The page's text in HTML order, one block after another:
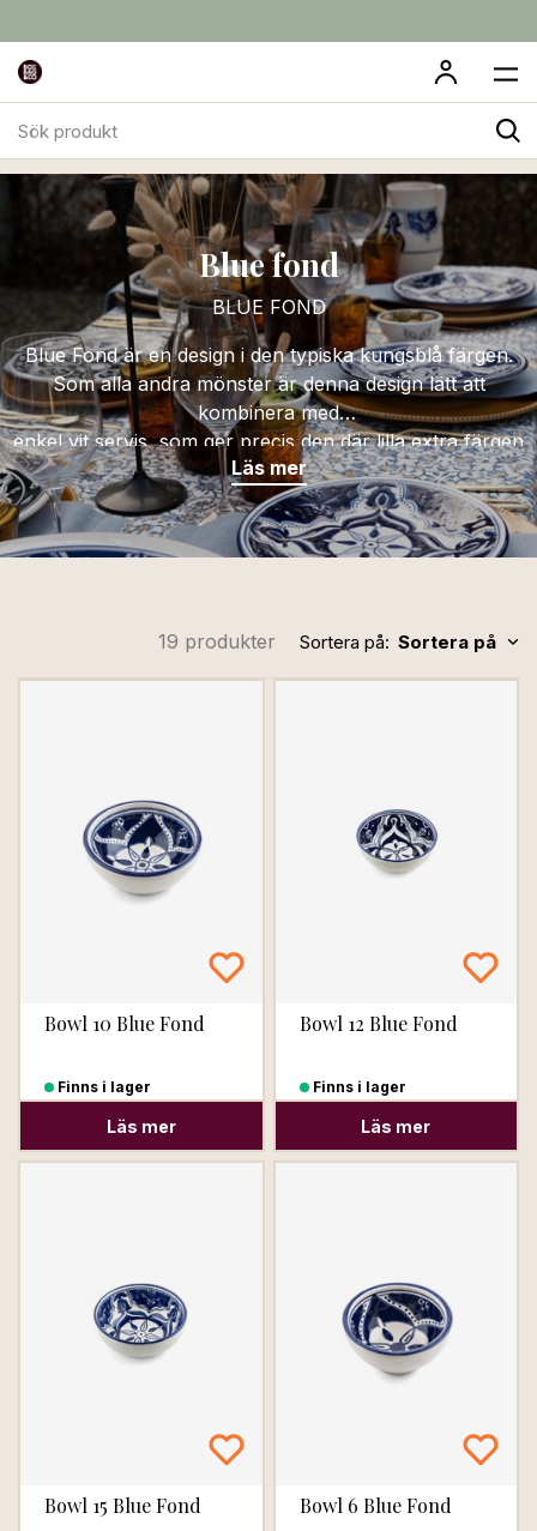
produktDukade Bordet
Blue fond
BLUE FOND
Blue Fond är en design i den typiska kungsblå färgen.
Som alla andra mönster är denna design lätt att
kombinera med
enkel vit servis, som ger precis den där lilla extra färgen
till ett vackert dukat bord.
Läs mer
19 produkter Sortera på: Sortera på
Bowl 10 Blue Fond
Finns i lager
Läs mer
Bowl 12 Blue Fond
Finns i lager
Läs mer
Bowl 15 Blue Fond Bowl 6 Blue Fond